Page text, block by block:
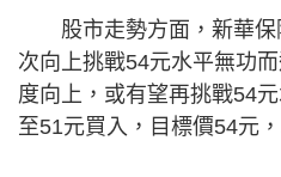
股市走勢方面，新華保
次向上挑戰54元水平無功
度向上，或有望再挑戰54
至51元買入，目標價54元